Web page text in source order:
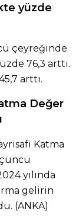
yüzde
çeyreğinde
76,3 arttı.
arttı.
Değer
Katma
yılında
gelirin
(ANKA)